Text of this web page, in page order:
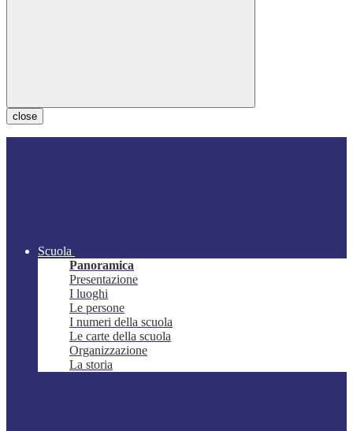
close
Scuola
Panoramica
Presentazione
I luoghi
Le persone
I numeri della scuola
Le carte della scuola
Organizzazione
La storia